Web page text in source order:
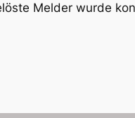
Melder wurde